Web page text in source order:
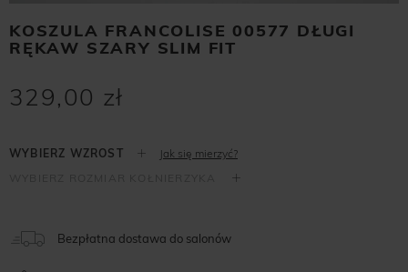
KOSZULA FRANCOLISE 00577 DŁUGI
RĘKAW SZARY SLIM FIT
329,00 zł
Jak się mierzyć?
Bezpłatna dostawa do salonów